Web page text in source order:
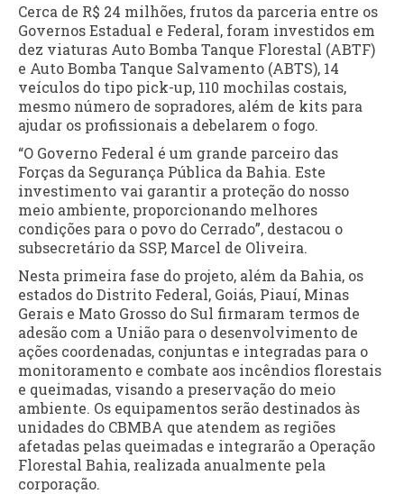
Cerca de R$ 24 milhões, frutos da parceria entre os
Governos Estadual e Federal, foram investidos em
dez viaturas Auto Bomba Tanque Florestal (ABTF)
e Auto Bomba Tanque Salvamento (ABTS), 14
veículos do tipo pick-up, 110 mochilas costais,
mesmo número de sopradores, além de kits para
ajudar os profissionais a debelarem o fogo.
“O Governo Federal é um grande parceiro das
Forças da Segurança Pública da Bahia. Este
investimento vai garantir a proteção do nosso
meio ambiente, proporcionando melhores
condições para o povo do Cerrado”, destacou o
subsecretário da SSP, Marcel de Oliveira.
Nesta primeira fase do projeto, além da Bahia, os
estados do Distrito Federal, Goiás, Piauí, Minas
Gerais e Mato Grosso do Sul firmaram termos de
adesão com a União para o desenvolvimento de
ações coordenadas, conjuntas e integradas para o
monitoramento e combate aos incêndios florestais
e queimadas, visando a preservação do meio
ambiente. Os equipamentos serão destinados às
unidades do CBMBA que atendem as regiões
afetadas pelas queimadas e integrarão a Operação
Florestal Bahia, realizada anualmente pela
corporação.